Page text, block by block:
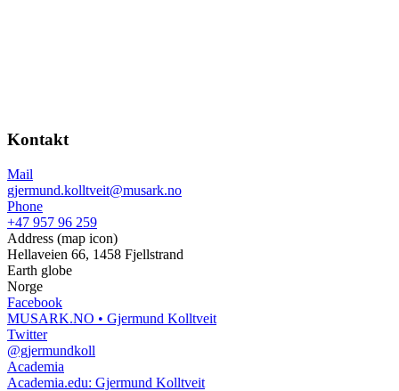
Kontakt
Mail
gjermund.kolltveit@musark.no
Phone
+47 957 96 259
Address (map icon)
Hellaveien 66, 1458 Fjellstrand
Earth globe
Norge
Facebook
MUSARK.NO • Gjermund Kolltveit
Twitter
@gjermundkoll
Academia
Academia.edu: Gjermund Kolltveit